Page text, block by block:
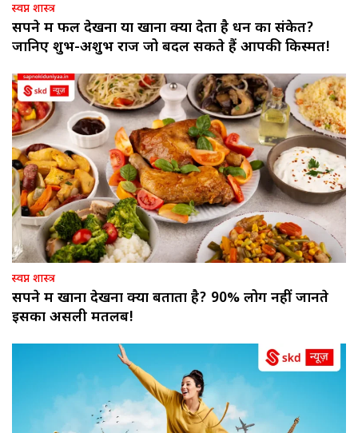
स्वप्न शास्त्र
सपने में फल देखना या खाना क्या देता है धन का संकेत?
जानिए शुभ-अशुभ राज जो बदल सकते हैं आपकी किस्मत!
स्वप्न शास्त्र
सपने में खाना देखना क्या बताता है? 90% लोग नहीं जानते
इसका असली मतलब!